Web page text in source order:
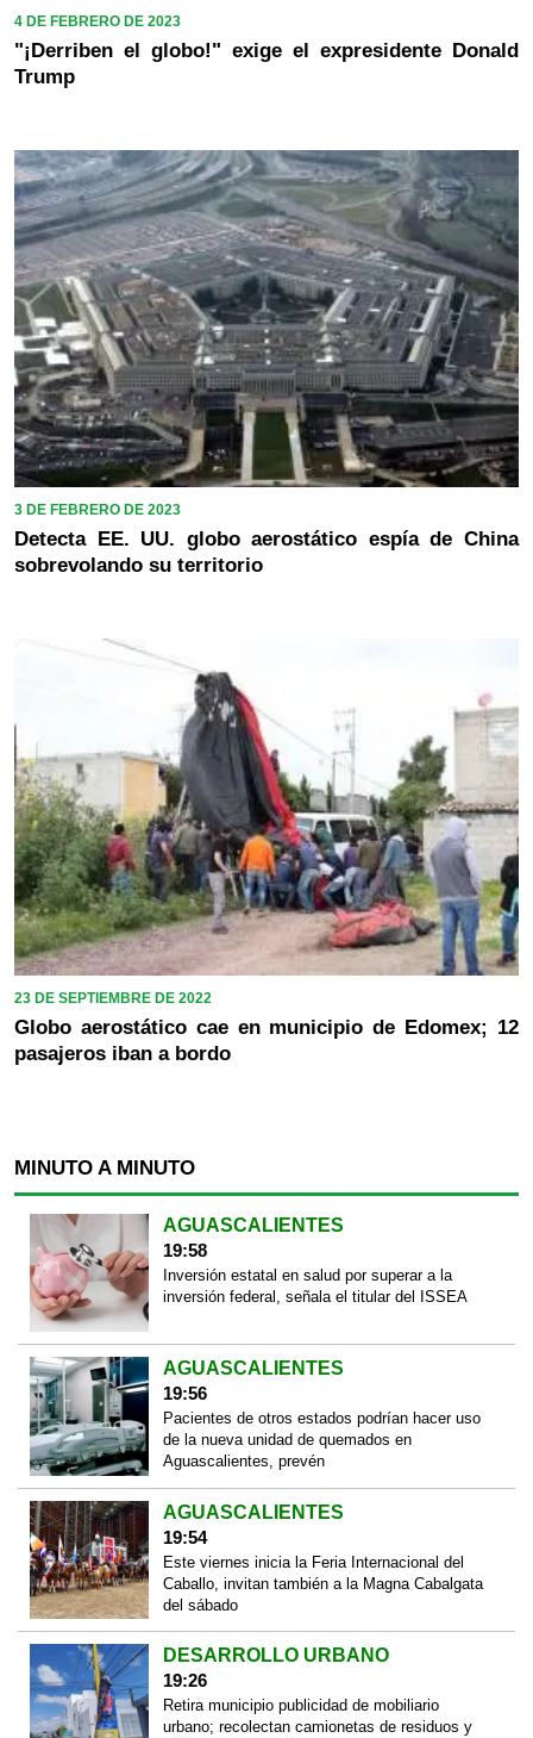
4 DE FEBRERO DE 2023
"¡Derriben el globo!" exige el expresidente Donald
Trump
3 DE FEBRERO DE 2023
Detecta EE. UU. globo aerostático espía de China
sobrevolando su territorio
23 DE SEPTIEMBRE DE 2022
Globo aerostático cae en municipio de Edomex; 12
pasajeros iban a bordo
MINUTO A MINUTO
AGUASCALIENTES
19:58
Inversión estatal en salud por superar a la
inversión federal, señala el titular del ISSEA
AGUASCALIENTES
19:56
Pacientes de otros estados podrían hacer uso
de la nueva unidad de quemados en
Aguascalientes, prevén
AGUASCALIENTES
19:54
Este viernes inicia la Feria Internacional del
Caballo, invitan también a la Magna Cabalgata
del sábado
DESARROLLO URBANO
19:26
Retira municipio publicidad de mobiliario
urbano; recolectan camionetas de residuos y